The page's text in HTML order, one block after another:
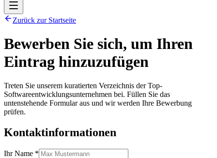
Zurück zur Startseite
Bewerben Sie sich, um Ihren
Eintrag hinzuzufügen
Treten Sie unserem kuratierten Verzeichnis der Top-
Softwareentwicklungsunternehmen bei. Füllen Sie das
untenstehende Formular aus und wir werden Ihre Bewerbung
prüfen.
Kontaktinformationen
Ihr Name *